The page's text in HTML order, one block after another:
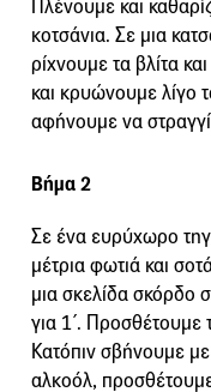
Πλένουμε και
κοτσάνια. Σε μια
ρίχνουμε τα βλίτα
και κρυώνουμε λίγο
αφήνουμε να
Βήμα 2
Σε ένα ευρύχωρο
μέτρια φωτιά και
μια σκελίδα σκόρδο
για 1΄. Προσθέτουμε
Κατόπιν σβήνουμε με
αλκοόλ,